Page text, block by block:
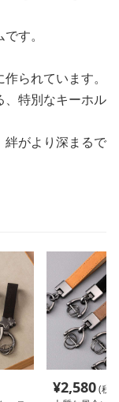
す。
られています。
、特別なキーホル
絆がより深まるで
¥2,580(税